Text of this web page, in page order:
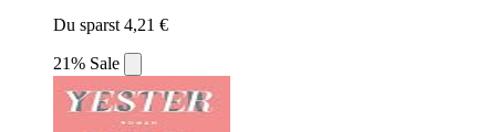
Du sparst 4,21 €
21% Sale